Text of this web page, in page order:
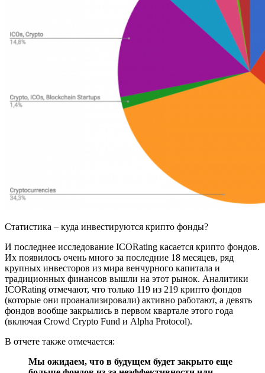
Статистика – куда инвестируются крипто фонды?
И последнее исследование ICORating касается крипто фондов.
Их появилось очень много за последние 18 месяцев, ряд
крупных инвесторов из мира венчурного капитала и
традиционных финансов вышли на этот рынок. Аналитики
ICORating отмечают, что только 119 из 219 крипто фондов
(которые они проанализировали) активно работают, а девять
фондов вообще закрылись в первом квартале этого года
(включая Crowd Crypto Fund и Alpha Protocol).
В отчете также отмечается:
Мы ожидаем, что в будущем будет закрыто еще